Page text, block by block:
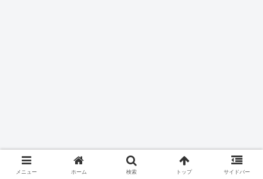
メニュー ホーム 検索 トップ サイドバー